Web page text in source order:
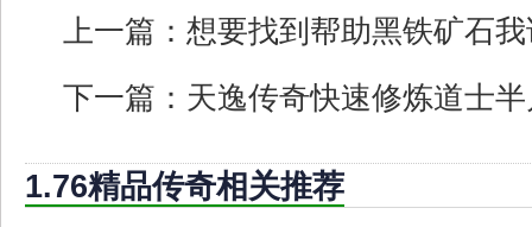
上一篇： 想要找到帮助黑铁矿石
下一篇： 天逸传奇快速修炼道士
1.76精品传奇相关推荐